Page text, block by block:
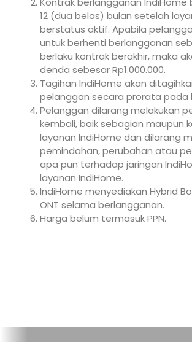
12 (dua belas) bulan setelah
berstatus aktif. Apabila
untuk berhenti berlangganan
berlaku kontrak berakhir, maka
denda sebesar Rp1.000.000.
Tagihan IndiHome akan
pelanggan secara prorata pada
Pelanggan dilarang melakukan
kembali, baik sebagian maupun
layanan IndiHome dan dilarang
pemindahan, perubahan atau
apa pun terhadap jaringan
layanan IndiHome.
IndiHome menyediakan Hybrid
ONT selama berlangganan.
Harga belum termasuk PPN.